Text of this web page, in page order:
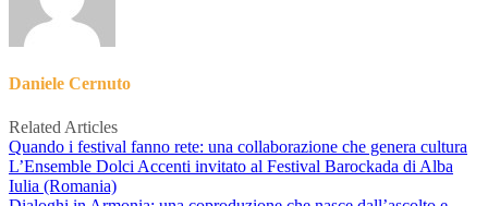
Daniele Cernuto
Related Articles
Quando i festival fanno rete: una collaborazione che genera cultura
L’Ensemble Dolci Accenti invitato al Festival Barockada di Alba
Iulia (Romania)